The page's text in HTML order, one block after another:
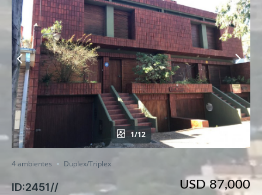
1/12
4 ambientes Duplex/Triplex
ID:2451//
USD 87,000